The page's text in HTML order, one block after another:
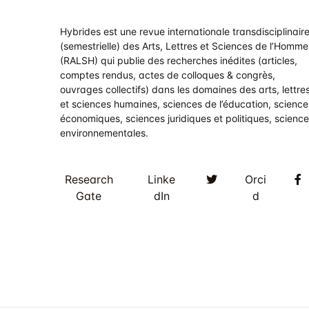
Hybrides est une revue internationale transdisciplinaire
(semestrielle) des Arts, Lettres et Sciences de l’Homme
(RALSH) qui publie des recherches inédites (articles,
comptes rendus, actes de colloques & congrès,
ouvrages collectifs) dans les domaines des arts,
et sciences humaines, sciences de l’éducation,
économiques, sciences juridiques et politiques,
environnementales.
Research
Gate
Linke
dIn
TwitterOrci
d